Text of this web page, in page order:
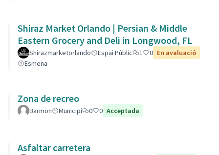
Shiraz Market Orlando | Persian & Middle
Eastern Grocery and Deli in Longwood, FL
Shirazmarketorlando Espai Públic 1 0 En avaluació
Esmena
Zona de recreo
Barmon Municipi 0 0 Acceptada
Asfaltar carretera